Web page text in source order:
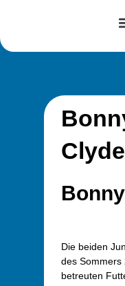
springen
Clyde
Die beiden
des Sommers
betreuten